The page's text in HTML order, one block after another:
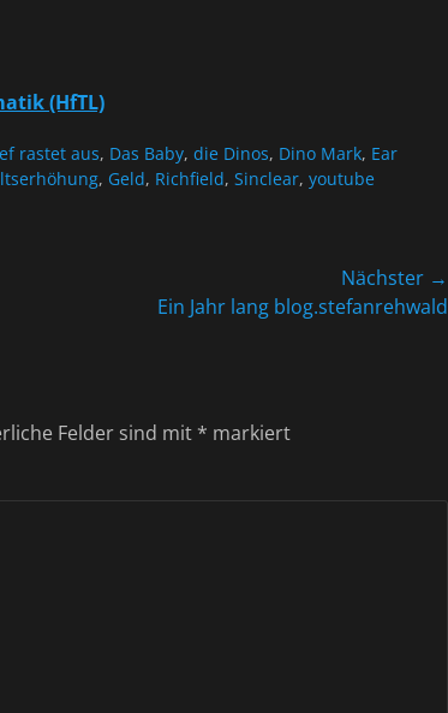
(HfTL)
rastet aus, Das Baby, die Dinos, Dino Mark, Ear
, Geld, Richfield, Sinclear, youtube
Nächster →
Ein Jahr lang blog.stefanrehwald
Felder sind mit * markiert